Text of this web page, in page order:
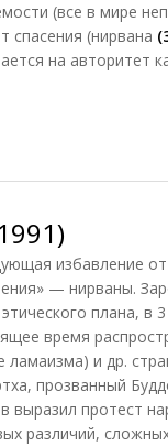
(все в мире
спасения (нирвана
на авторитет
избавление от
— нирваны.
плана, в
время
и др.
прозванный
выразил протест
различий,